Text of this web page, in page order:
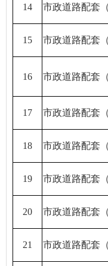
14 市政道路配套
15 市政道路配套
16 市政道路配套
17 市政道路配套
18 市政道路配套
19 市政道路配套
20 市政道路配套
21 市政道路配套